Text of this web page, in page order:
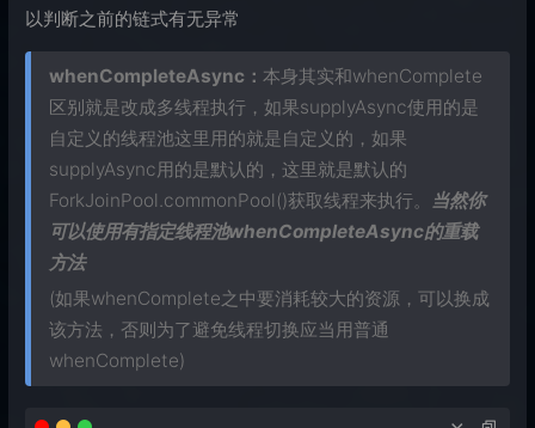
以判断之前的链式有无异常
whenCompleteAsync： 本身其实和whenComplete
区别就是改成多线程执行，如果supplyAsync使用的是
自定义的线程池这里用的就是自定义的，如果
supplyAsync用的是默认的，这里就是默认的
ForkJoinPool.commonPool()获取线程来执行。
当然你
可以使用有指定线程池whenCompleteAsync的重载
方法
(如果whenComplete之中要消耗较大的资源，可以换成
该方法，否则为了避免线程切换应当用普通
whenComplete)